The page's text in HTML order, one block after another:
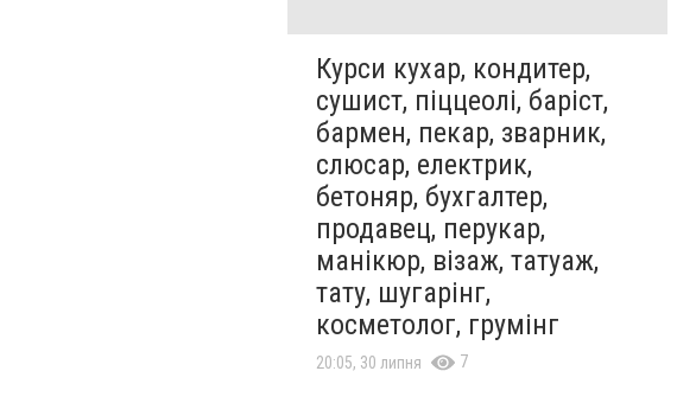
Курси кухар, кондитер,
сушист, піццеолі, баріст,
бармен, пекар, зварник,
слюсар, електрик,
бетоняр, бухгалтер,
продавец, перукар,
манікюр, візаж, татуаж,
тату, шугарінг,
косметолог, грумінг
20:05, 30 липня 7